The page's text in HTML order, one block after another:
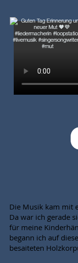
Die Musik kam mit
Da war ich gerade
für meine
begann ich auf
besaiteten